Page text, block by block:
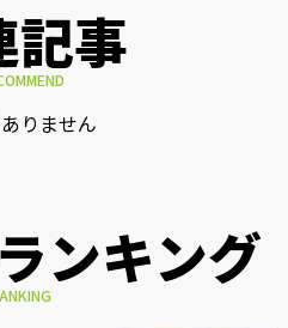
記事
りません
ンキング